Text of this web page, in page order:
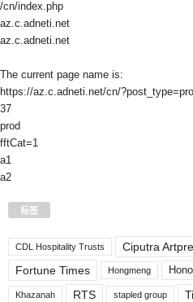
/cn/index.php
az.c.adneti.net
az.c.adneti.net
The current page name is:
https://az.c.adneti.net/cn/
37
prod
fftCat=1
a1
a2
标签
CDL Hospitality Trusts Ciputra
Fortune Times Hongmeng
Khazanah RTS stapled group